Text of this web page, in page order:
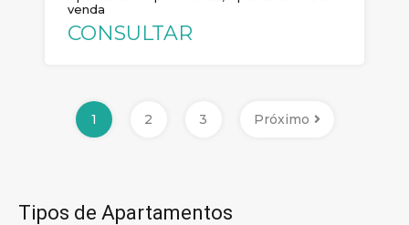
venda
CONSULTAR
1 2 3 Próximo
Tipos de Apartamentos